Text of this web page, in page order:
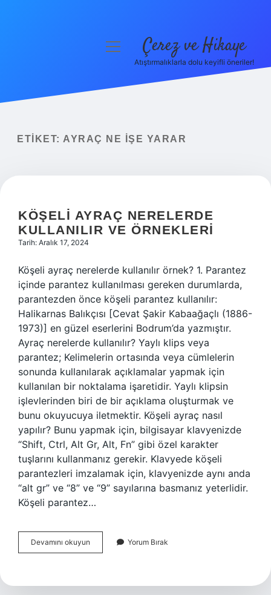
Yasal Uyarı
menüyü Çerez ve Hikaye
Atıştırmalıklarla dolu keyifli öneriler!
ETIKET: AYRAÇ NE IŞE YARAR
KÖŞELI AYRAÇ NERELERDE
KULLANILIR VE ÖRNEKLERI
Tarih: Aralık 17, 2024
Köşeli ayraç nerelerde kullanılır örnek? 1. Parantez
içinde parantez kullanılması gereken durumlarda,
parantezden önce köşeli parantez kullanılır:
Halikarnas Balıkçısı [Cevat Şakir Kabaağaçlı (1886-
1973)] en güzel eserlerini Bodrum’da yazmıştır.
Ayraç nerelerde kullanılır? Yaylı klips veya
parantez; Kelimelerin ortasında veya cümlelerin
sonunda kullanılarak açıklamalar yapmak için
kullanılan bir noktalama işaretidir. Yaylı klipsin
işlevlerinden biri de bir açıklama oluşturmak ve
bunu okuyucuya iletmektir. Köşeli ayraç nasıl
yapılır? Bunu yapmak için, bilgisayar klavyenizde
“Shift, Ctrl, Alt Gr, Alt, Fn” gibi özel karakter
tuşlarını kullanmanız gerekir. Klavyede köşeli
parantezleri imzalamak için, klavyenizde aynı anda
“alt gr” ve “8” ve “9” sayılarına basmanız yeterlidir.
Köşeli parantez…
Devamını okuyun
Ayraç
Ve
Yorum Bırak